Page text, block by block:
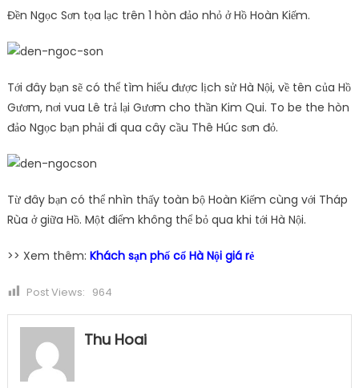
Đền Ngọc Sơn tọa lạc trên 1 hòn đảo nhỏ ở Hồ Hoàn Kiếm.
Tới đây bạn sẽ có thể tìm hiểu được lịch sử Hà Nội, về tên của Hồ
Gươm, nơi vua Lê trả lại Gươm cho thần Kim Qui. To be the hòn
đảo Ngọc bạn phải đi qua cây cầu Thê Húc sơn đỏ.
Từ đây bạn có thể nhìn thấy toàn bộ Hoàn Kiếm cùng với Tháp
Rùa ở giữa Hồ. Một điểm không thể bỏ qua khi tới Hà Nội.
>> Xem thêm: Khách sạn phố cổ Hà Nội giá rẻ
Post Views: 964
Thu Hoai